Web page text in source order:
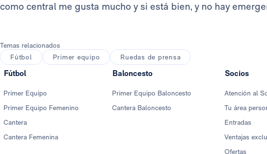
como central me gusta mucho y si está bien, y no hay
Temas relacionados
Fútbol
Primer equipo Ruedas de prensa
Fútbol
Primer Equipo
Primer Equipo Femenino
Cantera
Cantera Femenina
Baloncesto
Primer Equipo Baloncesto
Cantera Baloncesto
Socios
Atención al
Tu área
Entradas
Ventajas
Ofertas